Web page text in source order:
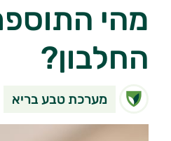
מהי
החלבון?
מערכת טבע בריא